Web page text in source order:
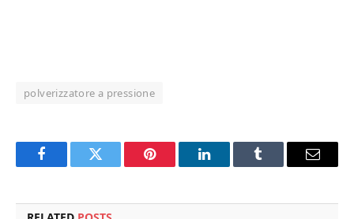
polverizzatore a pressione
FacebookTwitter Pinterest LinkedInTumblr Email